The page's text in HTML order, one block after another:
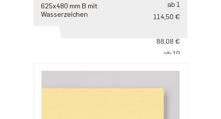
625x480 mm B mit
Wasserzeichen
ab 1
114,50 €
88,08 €
ab 10